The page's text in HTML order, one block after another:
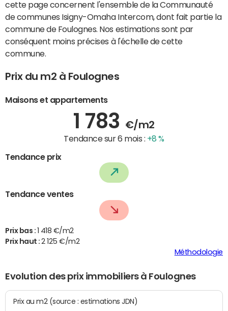
cette page concernent l'ensemble de la Communauté
de communes Isigny-Omaha Intercom, dont fait partie la
commune de Foulognes. Nos estimations sont par
conséquent moins précises à l'échelle de cette
commune.
Prix du m2 à Foulognes
Maisons et appartements
1 783 €/m2
Tendance sur 6 mois : +8 %
Tendance prix
Tendance ventes
Prix bas :
1 418 €/m2
Prix haut :2 125 €/m2
Méthodologie
Evolution des prix immobiliers à Foulognes
Prix au m2 (source : estimations JDN)